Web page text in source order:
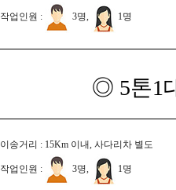
작업인원 : 3명, 1명
◎ 5톤1
이송거리 : 15Km 이내, 사다리차 별도
작업인원 : 3명, 1명